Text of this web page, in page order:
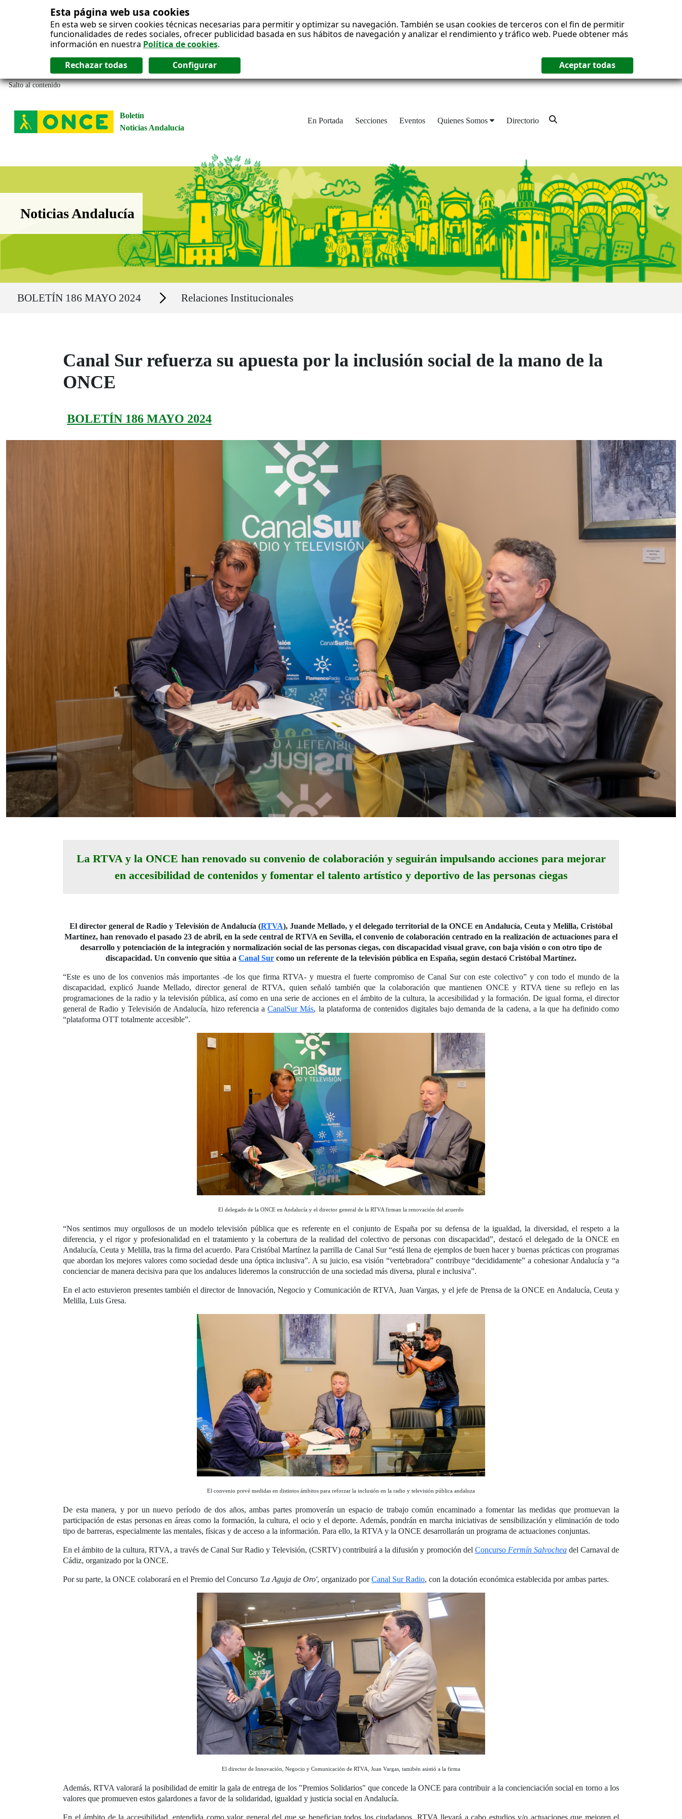
Esta página web usa cookies
En esta web se sirven cookies técnicas necesarias para permitir y optimizar su navegación. También se usan cookies de terceros con el fin de permitir
funcionalidades de redes sociales, ofrecer publicidad basada en sus hábitos de navegación y analizar el rendimiento y tráfico web. Puede obtener más
información en nuestra Política de cookies.
Salto al contenido
Boletín
Noticias Andalucía
En Portada Secciones Eventos Quienes Somos Directorio
Boletín Noticias Andalucía
Noticias Andalucía
BOLETÍN 186 MAYO 2024 Secciones Relaciones Institucionales
Canal Sur refuerza su apuesta por la inclusión social de la mano de la
ONCE
BOLETÍN 186 MAYO 2024
La RTVA y la ONCE han renovado su convenio de colaboración y seguirán impulsando acciones para mejorar
en accesibilidad de contenidos y fomentar el talento artístico y deportivo de las personas ciegas
El director general de Radio y Televisión de Andalucía (RTVA), Juande Mellado, y el delegado territorial de la ONCE en Andalucía, Ceuta y Melilla, Cristóbal
Martínez, han renovado el pasado 23 de abril, en la sede central de RTVA en Sevilla, el convenio de colaboración centrado en la realización de actuaciones para el
desarrollo y potenciación de la integración y normalización social de las personas ciegas, con discapacidad visual grave, con baja visión o con otro tipo de
discapacidad. Un convenio que sitúa a Canal Sur como un referente de la televisión pública en España, según destacó Cristóbal Martínez.
“Este es uno de los convenios más importantes -de los que firma RTVA- y muestra el fuerte compromiso de Canal Sur con este colectivo” y con todo el mundo de la
discapacidad, explicó Juande Mellado, director general de RTVA, quien señaló también que la colaboración que mantienen ONCE y RTVA tiene su reflejo en las
programaciones de la radio y la televisión pública, así como en una serie de acciones en el ámbito de la cultura, la accesibilidad y la formación. De igual forma, el director
general de Radio y Televisión de Andalucía, hizo referencia aCanalSur Más, la plataforma de contenidos digitales bajo demanda de la cadena, a la que ha definido como
“plataforma OTT totalmente accesible”.
El delegado de la ONCE en Andalucía y el director general de la RTVA firman la renovación del acuerdo
“Nos sentimos muy orgullosos de un modelo televisión pública que es referente en el conjunto de España por su defensa de la igualdad, la diversidad, el respeto a la
diferencia, y el rigor y profesionalidad en el tratamiento y la cobertura de la realidad del colectivo de personas con discapacidad”, destacó el delegado de la ONCE en
Andalucía, Ceuta y Melilla, tras la firma del acuerdo. Para Cristóbal Martínez la parrilla de Canal Sur “está llena de ejemplos de buen hacer y buenas prácticas con programas
que abordan los mejores valores como sociedad desde una óptica inclusiva”. A su juicio, esa visión “vertebradora” contribuye “decididamente” a cohesionar Andalucía y “a
concienciar de manera decisiva para que los andaluces lideremos la construcción de una sociedad más diversa, plural e inclusiva”.
En el acto estuvieron presentes también el director de Innovación, Negocio y Comunicación de RTVA, Juan Vargas, y el jefe de Prensa de la ONCE en Andalucía, Ceuta y
Melilla, Luis Gresa.
El convenio prevé medidas en distintos ámbitos para reforzar la inclusión en la radio y televisión pública andaluza
De esta manera, y por un nuevo período de dos años, ambas partes promoverán un espacio de trabajo común encaminado a fomentar las medidas que promuevan la
participación de estas personas en áreas como la formación, la cultura, el ocio y el deporte. Además, pondrán en marcha iniciativas de sensibilización y eliminación de todo
tipo de barreras, especialmente las mentales, físicas y de acceso a la información. Para ello, la RTVA y la ONCE desarrollarán un programa de actuaciones conjuntas.
En el ámbito de la cultura, RTVA, a través de Canal Sur Radio y Televisión, (CSRTV) contribuirá a la difusión y promoción del Concurso Fermín Salvocheadel Carnaval de
Cádiz, organizado por la ONCE.
Por su parte, la ONCE colaborará en el Premio del Concurso 'La Aguja de Oro', organizado porCanal Sur Radio, con la dotación económica establecida por ambas partes.
El director de Innovación, Negocio y Comunicación de RTVA, Juan Vargas, tamibén asistió a la firma
Además, RTVA valorará la posibilidad de emitir la gala de entrega de los "Premios Solidarios" que concede la ONCE para contribuir a la concienciación social en torno a los
valores que promueven estos galardones a favor de la solidaridad, igualdad y justicia social en Andalucía.